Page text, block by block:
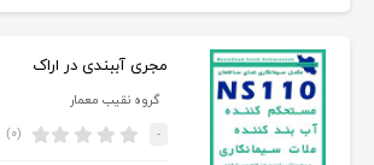
مجری آببندی در اراک
گروه نقیب معمار
- (۰)